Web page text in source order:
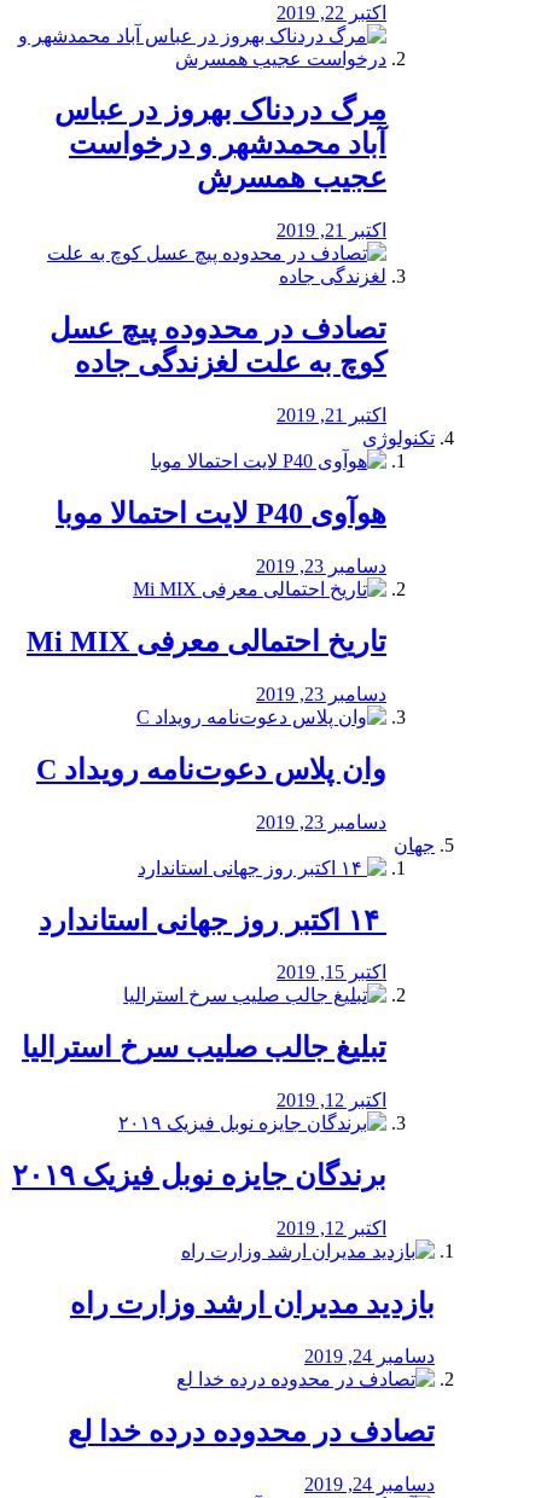
اکتبر 22, 2019
مرگ دردناک بهروز در عباس
آباد محمدشهر و درخواست
عجیب همسرش
اکتبر 21, 2019
تصادف در محدوده پیچ عسل
کوچ به علت لغزندگی جاده
اکتبر 21, 2019
تکنولوژی
هوآوی P40 لایت احتمالا موبا
دسامبر 23, 2019
تاریخ احتمالی معرفی Mi MIX
دسامبر 23, 2019
وان پلاس دعوت‌نامه رویداد C
دسامبر 23, 2019
جهان
اکتبر 15, 2019
تبلیغ جالب صلیب سرخ استرالیا
اکتبر 12, 2019
برندگان جایزه نوبل فیزیک ۲۰۱۹
اکتبر 12, 2019
بازدید مدیران ارشد وزارت راه
دسامبر 24, 2019
تصادف در محدوده درده خدا لع
دسامبر 24, 2019